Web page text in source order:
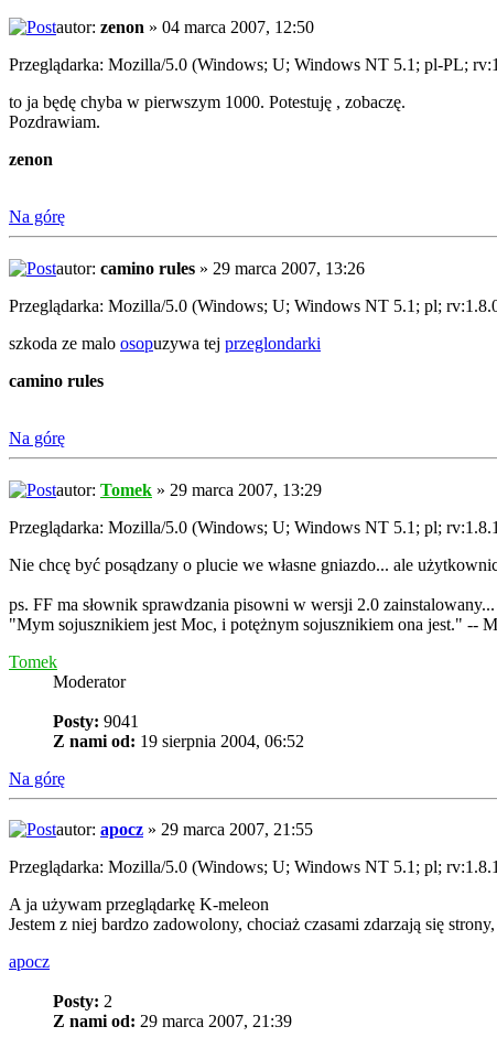
autor: zenon » 04 marca 2007, 12:50
Przeglądarka: Mozilla/5.0 (Windows; U; Windows NT 5.1; pl-PL;
to ja będę chyba w pierwszym 1000. Potestuję , zobaczę.
Pozdrawiam.
zenon
Na górę
autor: camino rules » 29 marca 2007, 13:26
Przeglądarka: Mozilla/5.0 (Windows; U; Windows NT 5.1; pl;
szkoda ze malo osopuzywa tej przeglondarki
camino rules
Na górę
autor: Tomek » 29 marca 2007, 13:29
Przeglądarka: Mozilla/5.0 (Windows; U; Windows NT 5.1; pl;
Nie chcę być posądzany o plucie we własne gniazdo... ale
ps. FF ma słownik sprawdzania pisowni w wersji 2.0
"Mym sojusznikiem jest Moc, i potężnym sojusznikiem ona jest." --
Tomek
Moderator
Posty: 9041
Z nami od: 19 sierpnia 2004, 06:52
Na górę
autor: apocz » 29 marca 2007, 21:55
Przeglądarka: Mozilla/5.0 (Windows; U; Windows NT 5.1; pl;
A ja używam przeglądarkę K-meleon
Jestem z niej bardzo zadowolony, chociaż czasami zdarzają się
apocz
Posty: 2
Z nami od: 29 marca 2007, 21:39